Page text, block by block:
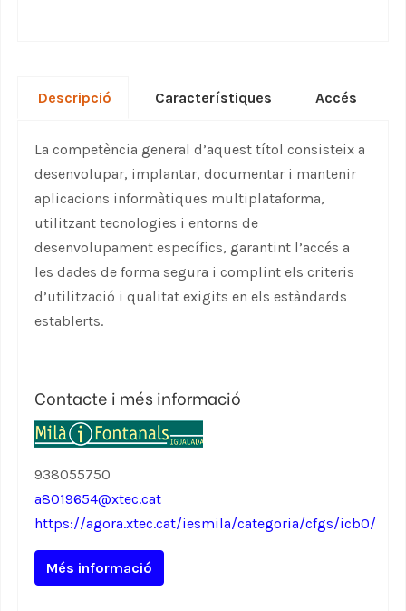
Descripció Característiques Accés
La competència general d’aquest títol consisteix a
desenvolupar, implantar, documentar i mantenir
aplicacions informàtiques multiplataforma,
utilitzant tecnologies i entorns de
desenvolupament específics, garantint l’accés a
les dades de forma segura i complint els criteris
d’utilització i qualitat exigits en els estàndards
establerts.
Contacte i més informació
938055750
a8019654@xtec.cat
https://agora.xtec.cat/iesmila/categoria/cfgs/icb0/
Més informació